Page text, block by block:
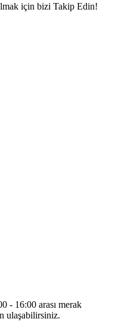
için bizi Takip Edin!
- 16:00 arası merak
ulaşabilirsiniz.